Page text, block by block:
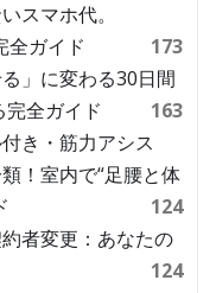
スマホ代。
全ガイド
173
」に変わる30日間
全ガイド
163
き・筋力アシス
！室内で“足腰と体
124
者変更：あなたの
124